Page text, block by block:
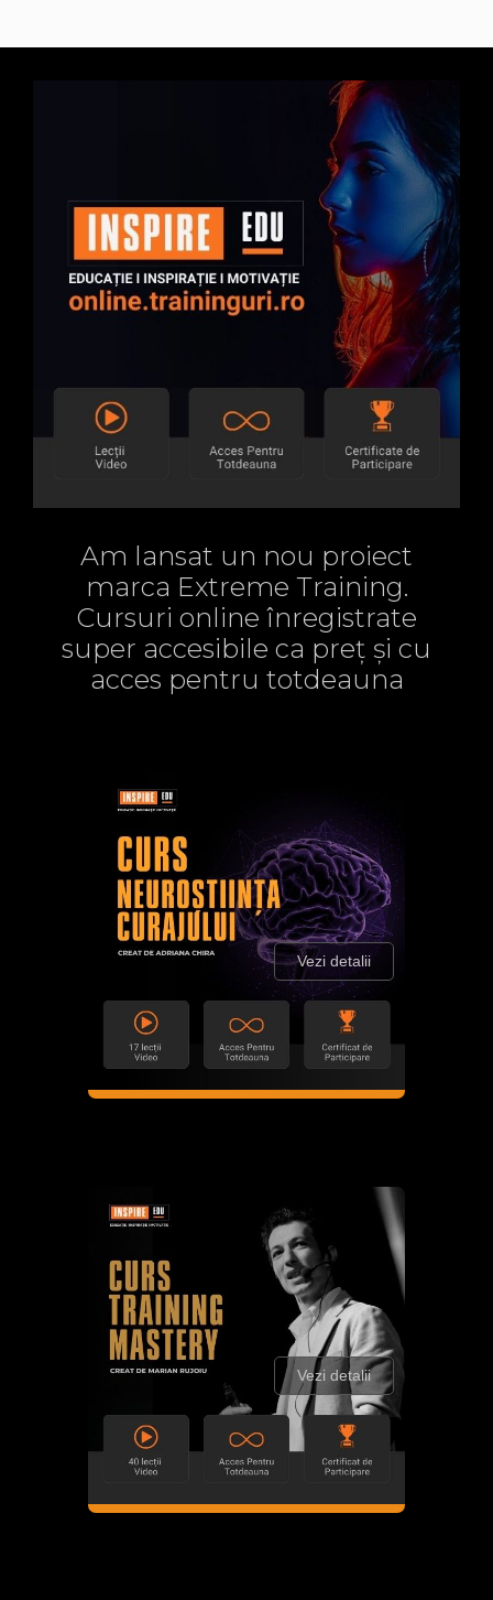
Am lansat un nou proiect
marca Extreme Training.
Cursuri online înregistrate
super accesibile ca preț și cu
acces pentru totdeauna
Vezi detalii
Vezi detalii